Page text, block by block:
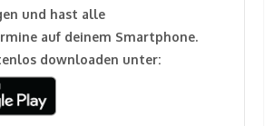
und hast alle
auf deinem Smartphone.
downloaden unter: